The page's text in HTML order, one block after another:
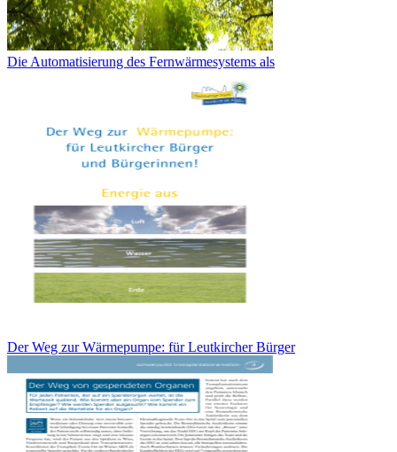
Die Automatisierung des Fernwärmesystems als
Der Weg zur Wärmepumpe: für Leutkircher Bürger